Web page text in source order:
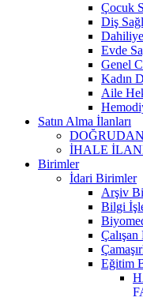
Çocuk
Diş
Evde
Genel
Kadın
Aile
Satın Alma İlanları
İHALE
Birimler
İdari Birimler
Arşiv
Bilgi
Eğitim